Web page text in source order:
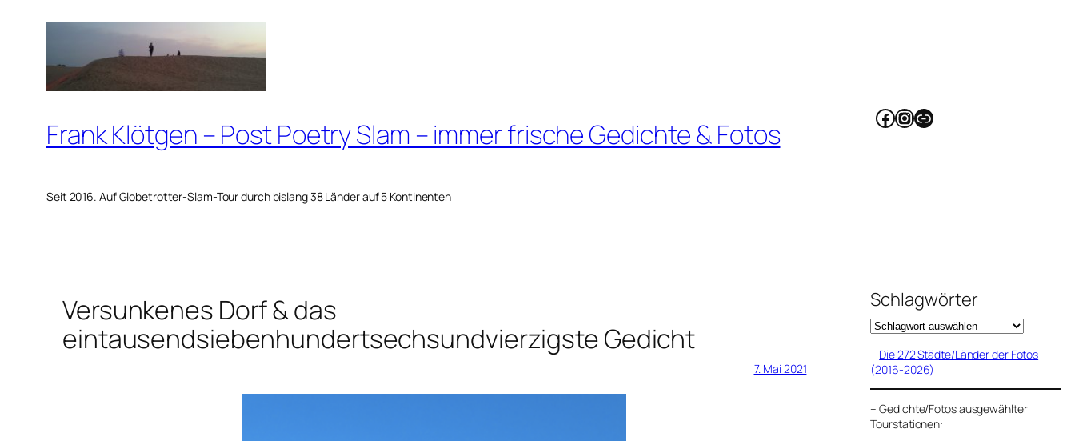
springen
Frank Klötgen – Post Poetry Slam – immer frische Gedichte & Fotos
Seit 2016. Auf Globetrotter-Slam-Tour durch bislang 38 Länder auf 5 Kontinenten
Facebook
Instagram
Link
Versunkenes Dorf & das
eintausendsiebenhundertsechsundvierzigste Gedicht
7. Mai 2021
Schlagwörter
– Die 272 Städte/Länder der Fotos
(2016-2026)
–Gedichte/Fotos ausgewählter
Tourstationen: